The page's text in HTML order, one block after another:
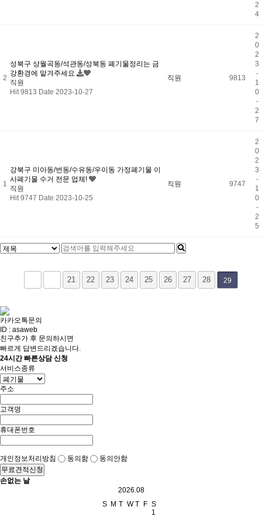
2
4
2
성북구 상월곡동/석관동/성북동 폐기물정리는 금
강환경에 맡겨주세요
직원
Hit 9813 Date 2023-10-27
직원 9813
2
0
2
3
-
1
0
-
2
7
1
강북구 미아동/번동/수유동/우이동 가정폐기물 이
사폐기물 수거 전문 업체!
직원
Hit 9747 Date 2023-10-25
직원 9747
2
0
2
3
-
1
0
-
2
5
21 22 23 24 25 26 27 28 29
카카오톡문의
ID : asaweb
친구추가 후 문의하시면
빠르게 답변드리겠습니다.
24시간 빠른상담 신청
서비스종류
주소
고객명
휴대폰번호
개인정보처리방침 동의함
동의안함
무료견적신청
손없는 날
2026.08
S M T W T F S
1